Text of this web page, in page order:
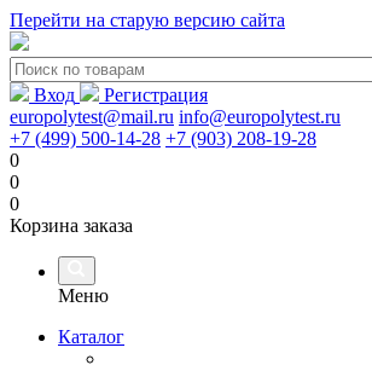
Перейти на старую версию сайта
Вход
Регистрация
europolytest@mail.ru info@europolytest.ru
+7 (499) 500-14-28 +7 (903) 208-19-28
0
0
0
Корзина заказа
Меню
Каталог